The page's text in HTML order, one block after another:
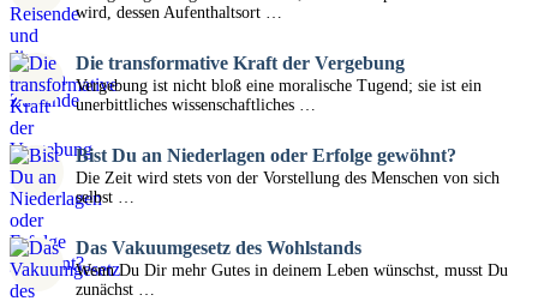
wird, dessen Aufenthaltsort …
Die transformative Kraft der Vergebung
Vergebung ist nicht bloß eine moralische Tugend; sie ist ein
unerbittliches wissenschaftliches …
Bist Du an Niederlagen oder Erfolge gewöhnt?
Die Zeit wird stets von der Vorstellung des Menschen von sich
selbst …
Das Vakuumgesetz des Wohlstands
Wenn Du Dir mehr Gutes in deinem Leben wünschst, musst Du
zunächst …